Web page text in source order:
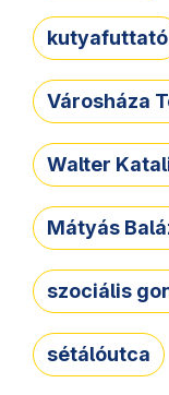
kutyafuttató
Városháza
Walter
Mátyás
szociális
sétálóutca